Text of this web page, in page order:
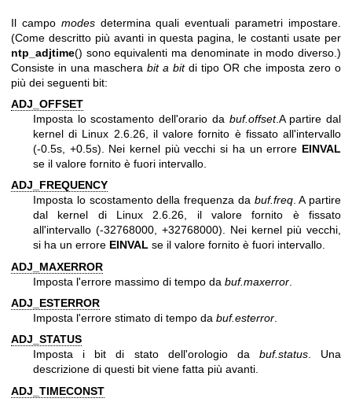
Il campo modesdetermina quali eventuali parametri impostare.
(Come descritto più avanti in questa pagina, le costanti usate per
ntp_adjtime() sono equivalenti ma denominate in modo diverso.)
Consiste in una maschera bit a bitdi tipo OR che imposta zero o
più dei seguenti bit:
ADJ_OFFSET
Imposta lo scostamento dell'orario da buf.offset.A partire dal
kernel di Linux 2.6.26, il valore fornito è fissato all'intervallo
(-0.5s, +0.5s). Nei kernel più vecchi si ha un errore EINVAL
se il valore fornito è fuori intervallo.
ADJ_FREQUENCY
Imposta lo scostamento della frequenza da buf.freq. A partire
dal kernel di Linux 2.6.26, il valore fornito è fissato
all'intervallo (-32768000, +32768000). Nei kernel più vecchi,
si ha un errore EINVAL se il valore fornito è fuori intervallo.
ADJ_MAXERROR
Imposta l'errore massimo di tempo da buf.maxerror
ADJ_ESTERROR
Imposta l'errore stimato di tempo da buf.esterror
ADJ_STATUS
Imposta i bit di stato dell'orologio da buf.status. Una
descrizione di questi bit viene fatta più avanti.
ADJ_TIMECONST